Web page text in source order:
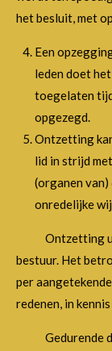
het besluit, met
Een
leden doet
toegelaten
opgezegd.
Ontzetting
lid in strijd
(organen
onredelijke
Ontzetting uit
bestuur. Het
per
redenen, in
Gedurende de